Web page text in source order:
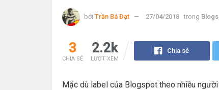
bởi Trần Bá Đạt 27/04/2018 trong
3
CHIA SẺ
2.2k
LƯỢT XEM
Chia sẻ
Mặc dù label của Blogspot theo nhiều